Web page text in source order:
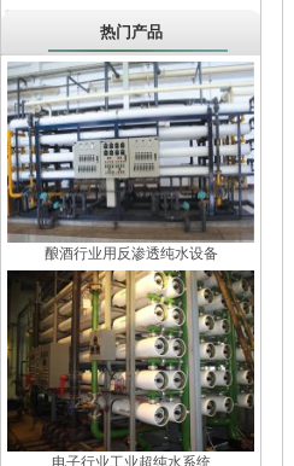
热门产品
酿酒行业用反渗透纯水设备
电子行业工业超纯水系统